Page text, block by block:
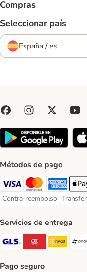
Compras
Seleccionar país
España / es
Métodos de pago
Visa Payment Method
MastercardAmerican
Contra-reembolso
Contra-reembolso Payment
Servicios de entrega
GLS ShippingCTTExpress
Pago seguro